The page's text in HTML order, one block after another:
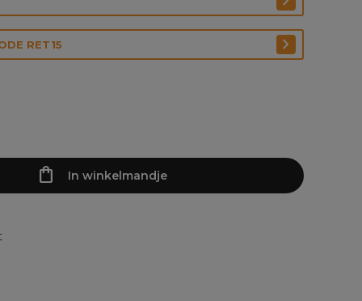
RET15
In winkelmandje